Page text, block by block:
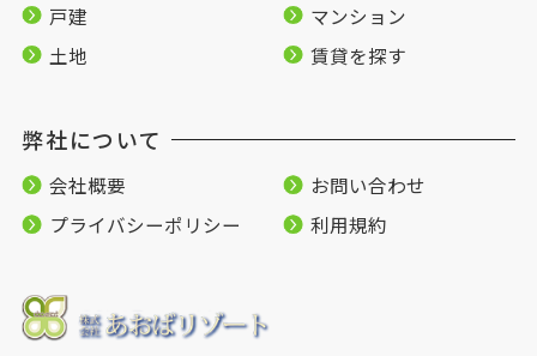
戸建
マンション
土地
賃貸を探す
弊社について
会社概要
お問い合わせ
プライバシーポリシー
利用規約